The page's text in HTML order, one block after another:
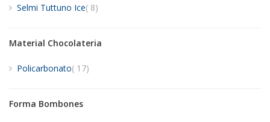
Selmi Tuttuno Ice 8artículos
Material Chocolateria
Policarbonato 17artículos
Forma Bombones